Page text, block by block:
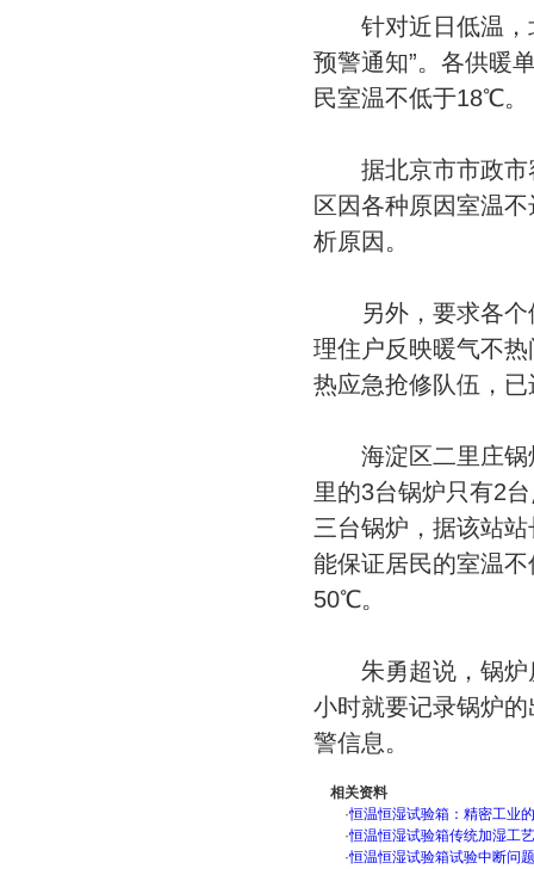
针对近日低温，北
预警通知”。各供暖
民室温不低于18℃。
据北京市市政市
区因各种原因室温
析原因。
另外，要求各个
理住户反映暖气不
热应急抢修队伍，
海淀区二里庄锅
里的3台锅炉只有2
三台锅炉，据该站
能保证居民的室温
50℃。
朱勇超说，锅炉
小时就要记录锅炉
警信息。
相关资料
·恒温恒湿试验箱：精密工业
·恒温恒湿试验箱传统加湿工
·恒温恒湿试验箱试验中断问